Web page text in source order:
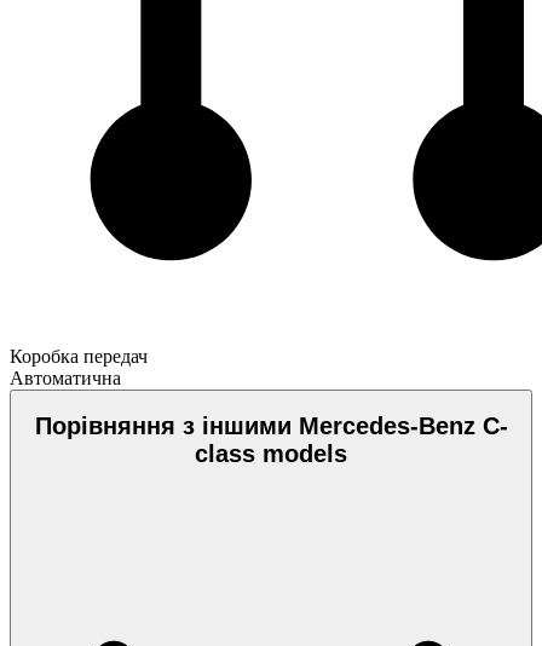
Коробка передач
Автоматична
Порівняння з іншими Mercedes-Benz C-
class models